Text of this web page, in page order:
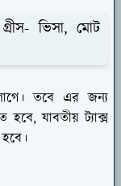
ভিসা, মোট
তবে এর জন্য
যাবতীয় ট্যাক্স